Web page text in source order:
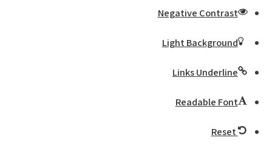
Negative Contrast
Light Background
Links Underline
Readable Font
Reset